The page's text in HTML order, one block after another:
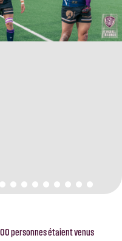
personnes étaient venus